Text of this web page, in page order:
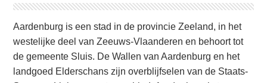
Aardenburg is een stad in de provincie Zeeland, in het
westelijke deel van Zeeuws-Vlaanderen en behoort tot
de gemeente Sluis. De Wallen van Aardenburg en het
landgoed Elderschans zijn overblijfselen van de Staats-